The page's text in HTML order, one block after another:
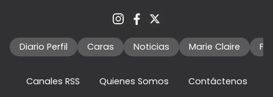
Diario Perfil Caras Noticias Marie Claire
Canales RSS Quienes Somos
Contáctenos